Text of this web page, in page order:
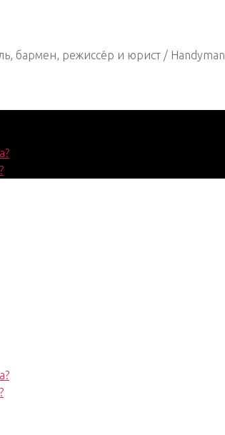
бармен, режиссёр и юрист / Handyman